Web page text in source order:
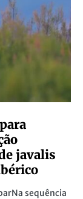
javalis
sequência